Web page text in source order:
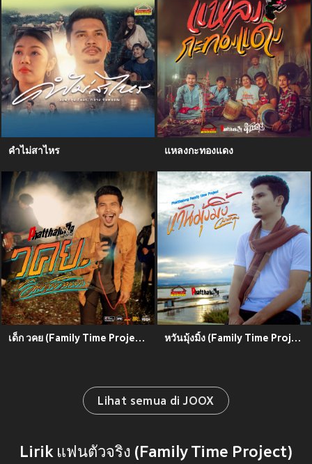
คำไม่สาไหร แหลงกะทองแดง
เด็ก วคย (Family Time Project) หวันมุ้งมิ้ง (Family Time Project)
Lihat semua di JOOX
Lirik แฟนตัวจริง (Family Time Project)